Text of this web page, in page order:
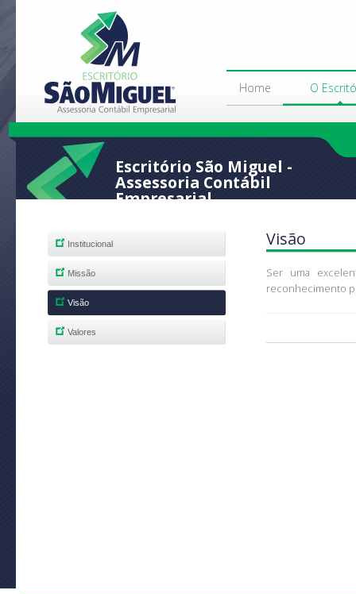
Home O
Escritório São Miguel -
Assessoria Contábil
Empresarial
Institucional
Missão
Visão
Valores
Visão
Ser uma
reconhecimento